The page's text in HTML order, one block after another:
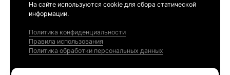
На сайте используются cookie для сбора статической
информации.
Политика конфиденциальности
Правила использования
Политика обработки персональных данных